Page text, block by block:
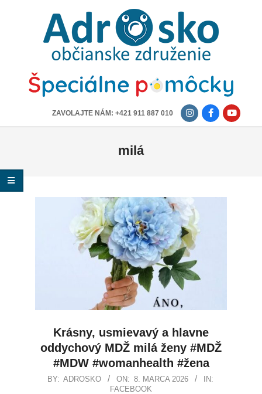
ADROSKO
OBČIANSKE
ZDRUŽENIE
ZAVOLAJTE NÁM: +421 911 887 010
milá
Krásny, usmievavý a hlavne
oddychový MDŽ milá ženy #MDŽ
#MDW #womanhealth #žena
BY: ADROSKO ON: 8. MARCA 2026
IN:
FACEBOOK